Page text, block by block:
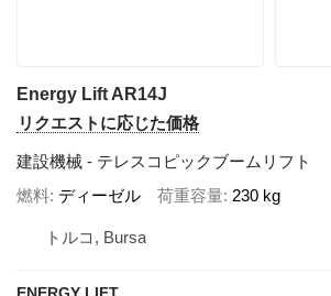
Energy Lift AR14J
リクエストに応じた価格
建設機械 - テレスコピックブームリフト
燃料 ディーゼル 荷重容量 230 kg
トルコ, Bursa
ENERGY LIFT